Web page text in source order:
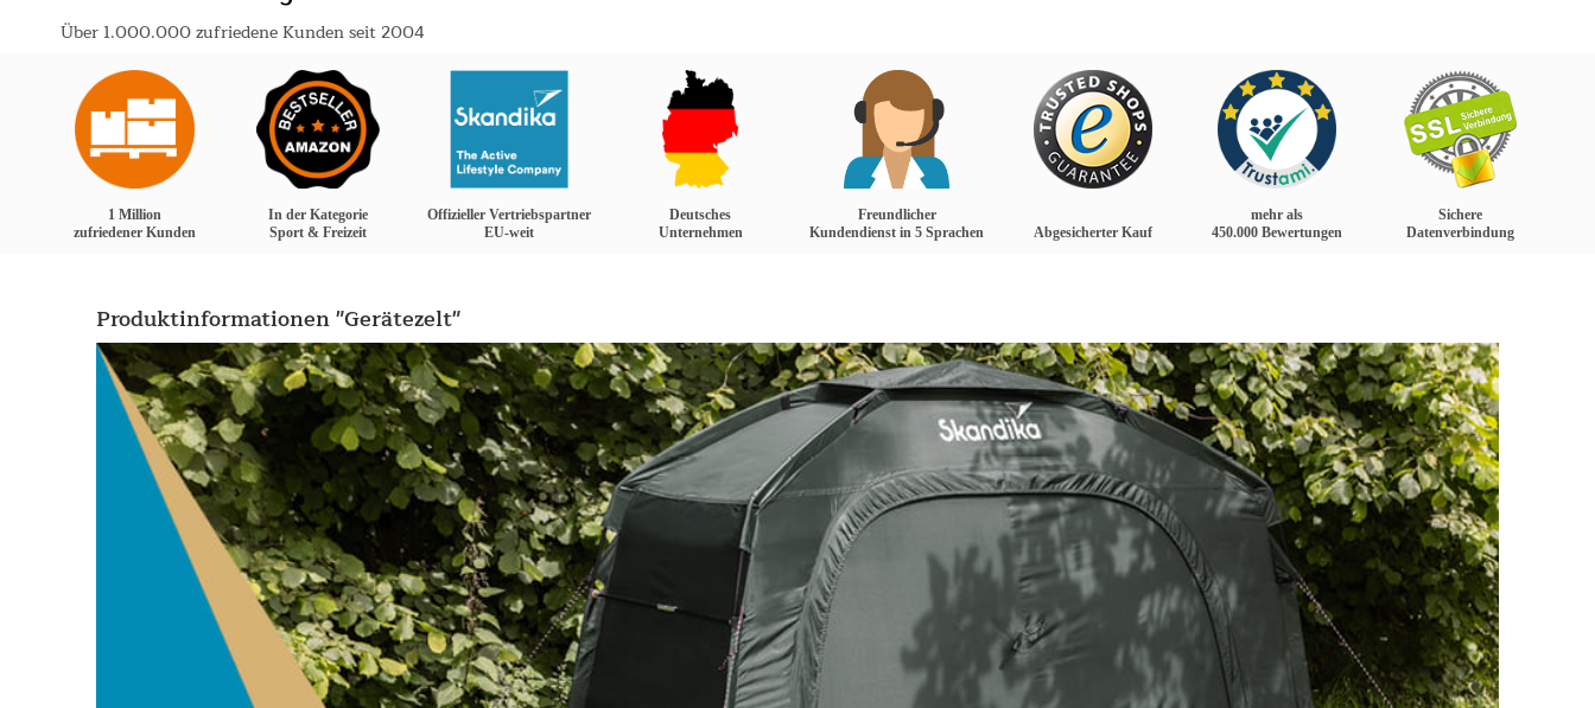
Über 1.000.000 zufriedene Kunden seit 2004
1 Million
zufriedener Kunden
In der Kategorie
Sport & Freizeit
Offizieller Vertriebspartner
EU-weit
Deutsches
Unternehmen
Freundlicher
Kundendienst in 5 Sprachen
Abgesicherter Kauf
mehr als
450.000 Bewertungen
Sichere
Datenverbindung
Produktinformationen "Gerätezelt"